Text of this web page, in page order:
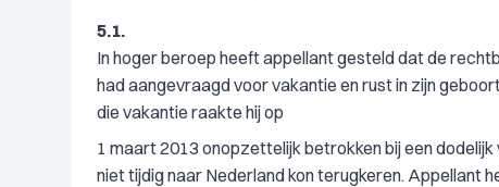
5.1.
In hoger beroep heeft appellant gesteld dat de
had aangevraagd voor vakantie en rust in zijn
die vakantie raakte hij op
1 maart 2013 onopzettelijk betrokken bij een
niet tijdig naar Nederland kon terugkeren. Appellant